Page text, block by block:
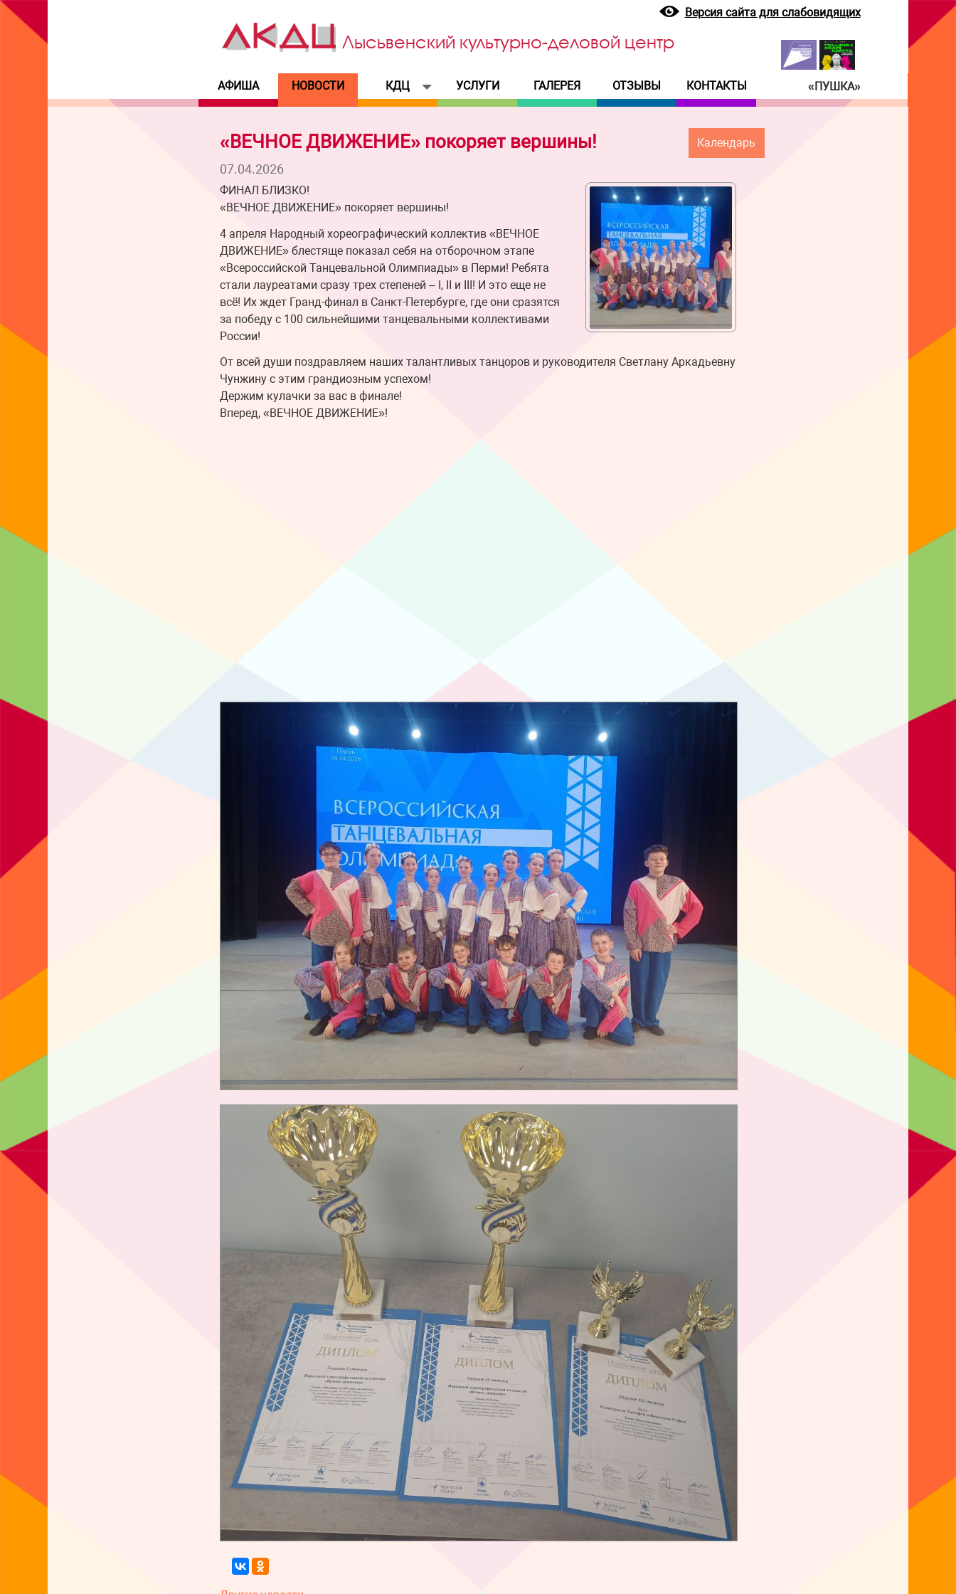
Версия сайта для слабовидящих
Лысьвенский культурно-деловой центр
«ПУШКА»
АФИША НОВОСТИ КДЦ УСЛУГИ ГАЛЕРЕЯ ОТЗЫВЫ КОНТАКТЫ
«ВЕЧНОЕ ДВИЖЕНИЕ» покоряет вершины! Календарь
07.04.2026
ФИНАЛ БЛИЗКО!
«ВЕЧНОЕ ДВИЖЕНИЕ» покоряет вершины!
4 апреля Народный хореографический коллектив «ВЕЧНОЕ
ДВИЖЕНИЕ» блестяще показал себя на отборочном этапе
«Всероссийской Танцевальной Олимпиады» в Перми! Ребята
стали лауреатами сразу трех степеней – I, II и III! И это еще не
всё! Их ждет Гранд-финал в Санкт-Петербурге, где они сразятся
за победу с 100 сильнейшими танцевальными коллективами
России!
От всей души поздравляем наших талантливых танцоров и руководителя Светлану Аркадьевну
Чунжину с этим грандиозным успехом!
Держим кулачки за вас в финале!
Вперед, «ВЕЧНОЕ ДВИЖЕНИЕ»!